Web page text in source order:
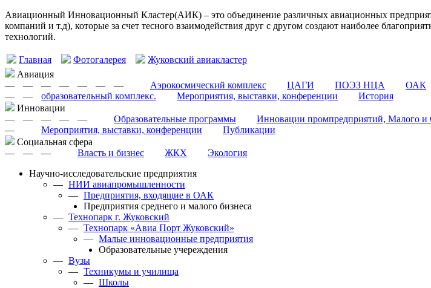
Авиационный Инновационный Кластер(АИК) – это объединение различных авиационных
компаний и т.д), которые за счет тесного взаимодействия друг с другом создают наиболее
технологий.
Главная Фотогалерея
Жуковский авиакластер
Авиация
—
Аэрокосмический комплекс
— ЦАГИ
— ПОЭЗ НЦА
— ОАК
— — —
образовательный комплекс.
— Мероприятия, выставки, конференции
—
История
Инновации
—
Образовательные программы
— Инновации промпредприятий, Малого и
— —
—
Мероприятия, выставки, конференции
—
Публикации
Cоциальная сфера
—
Власть и бизнес
— ЖКХ
—
Экология
Научно-исследовательские предприятия
— НИИ авиапромышленности
— Предприятия, входящие в ОАК
Предприятия среднего и малого бизнеса
— Технопарк г. Жуковский
— Технопарк «Авиа Порт Жуковский»
— Малые инновационные предприятия
Образовательные учереждения
— Вузы
— Техникумы и училища
— Школы